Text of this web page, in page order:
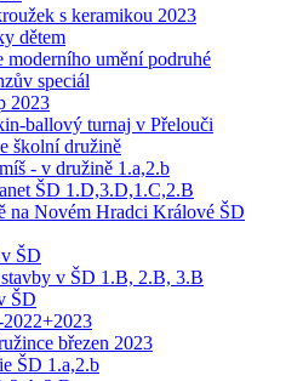
s keramikou 2023
dětem
moderního umění podruhé
speciál
2023
ballový turnaj v Přelouči
školní družině
- v družině 1.a,2.b
ŠD 1.D,3.D,1.C,2.B
na Novém Hradci Králové ŠD
ŠD
v ŠD 1.B, 2.B, 3.B
ŠD
březen 2023
ŠD 1.a,2.b